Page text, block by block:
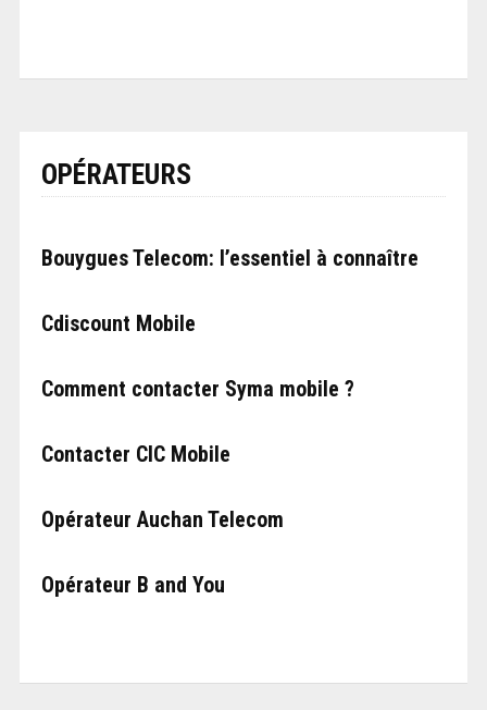
OPÉRATEURS
Bouygues Telecom: l’essentiel à connaître
Cdiscount Mobile
Comment contacter Syma mobile ?
Contacter CIC Mobile
Opérateur Auchan Telecom
Opérateur B and You